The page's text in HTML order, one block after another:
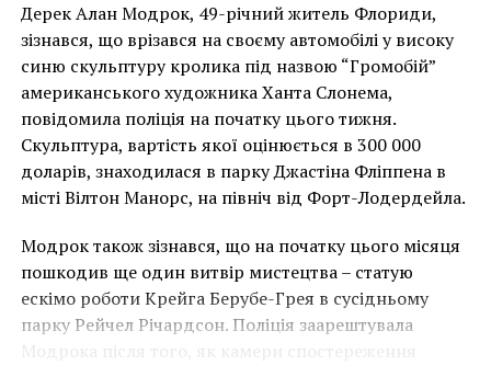
следующего года огромную конструкцию из труб
планируют установить возле входа в кинотеатр
«Звездный» в поселке Котовского на улице Героев
обороны. Выбор столь необычной локации Милов
объясняет просто: именно с этим районом связаны
все его детские воспоминания, там он вырос.
Некоторые жители поселка Котовского против
кинотеатра «Звездный», поскольку у них совсем
другие планы на реконструкцию этого местечка.
Интересно!«LOVE» — это пятиметровые дети, а
Чоловік позує під макетом чайки, яка ось-ось
накинеться на упаковку чіпсів – сюжет графіті, що
має ознаки вуличного художника Бенксі, на стіні в
Лоустофті на східному узбережжі Англії 8 серпня 2021
року. (Фото Джастіна Талліса / AFP)
В інтерв’ю “Таймс” пан Куттс сказав:
“Спочатку це було
неймовірно, але з
розвитком подій це
стало надзвичайно
Дерек Алан Модрок, 49-річний житель Флориди,
зізнався, що врізався на своєму автомобілі у високу
синю скульптуру кролика під назвою “Громобій”
американського художника Ханта Слонема,
повідомила поліція на початку цього тижня.
Скульптура, вартість якої оцінюється в 300 000
доларів, знаходилася в парку Джастіна Фліппена в
місті Вілтон Манорс, на північ від Форт-Лодердейла.
Модрок також зізнався, що на початку цього місяця
пошкодив ще один витвір мистецтва – статую
ескімо роботи Крейга Берубе-Грея в сусідньому
парку Рейчел Річардсон. Поліція заарештувала
Модрока після того, як камери спостереження